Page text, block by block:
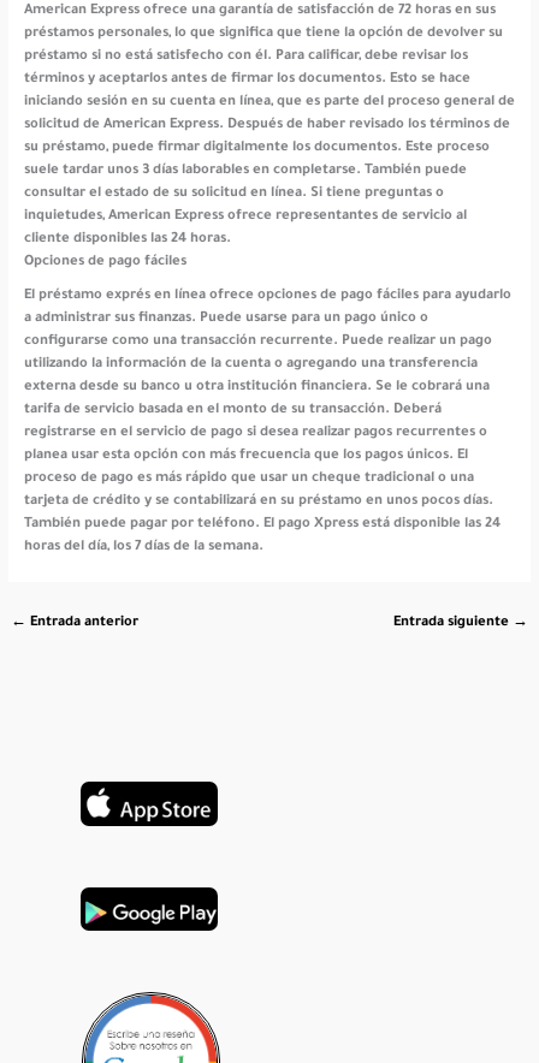
American Express ofrece una garantía de satisfacción de 72 horas en sus
préstamos personales, lo que significa que tiene la opción de devolver su
préstamo si no está satisfecho con él. Para calificar, debe revisar los
términos y aceptarlos antes de firmar los documentos. Esto se hace
iniciando sesión en su cuenta en línea, que es parte del proceso general de
solicitud de American Express. Después de haber revisado los términos de
su préstamo, puede firmar digitalmente los documentos. Este proceso
suele tardar unos 3 días laborables en completarse. También puede
consultar el estado de su solicitud en línea. Si tiene preguntas o
inquietudes, American Express ofrece representantes de servicio al
cliente disponibles las 24 horas.
Opciones de pago fáciles
El préstamo exprés en línea ofrece opciones de pago fáciles para ayudarlo
a administrar sus finanzas. Puede usarse para un pago único o
configurarse como una transacción recurrente. Puede realizar un pago
utilizando la información de la cuenta o agregando una transferencia
externa desde su banco u otra institución financiera. Se le cobrará una
tarifa de servicio basada en el monto de su transacción. Deberá
registrarse en el servicio de pago si desea realizar pagos recurrentes o
planea usar esta opción con más frecuencia que los pagos únicos. El
proceso de pago es más rápido que usar un cheque tradicional o una
tarjeta de crédito y se contabilizará en su préstamo en unos pocos días.
También puede pagar por teléfono. El pago Xpress está disponible las 24
horas del día, los 7 días de la semana.
← Entrada anterior Entrada siguiente →